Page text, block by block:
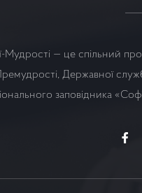
Мудрості — це спільний
Державної
заповідника